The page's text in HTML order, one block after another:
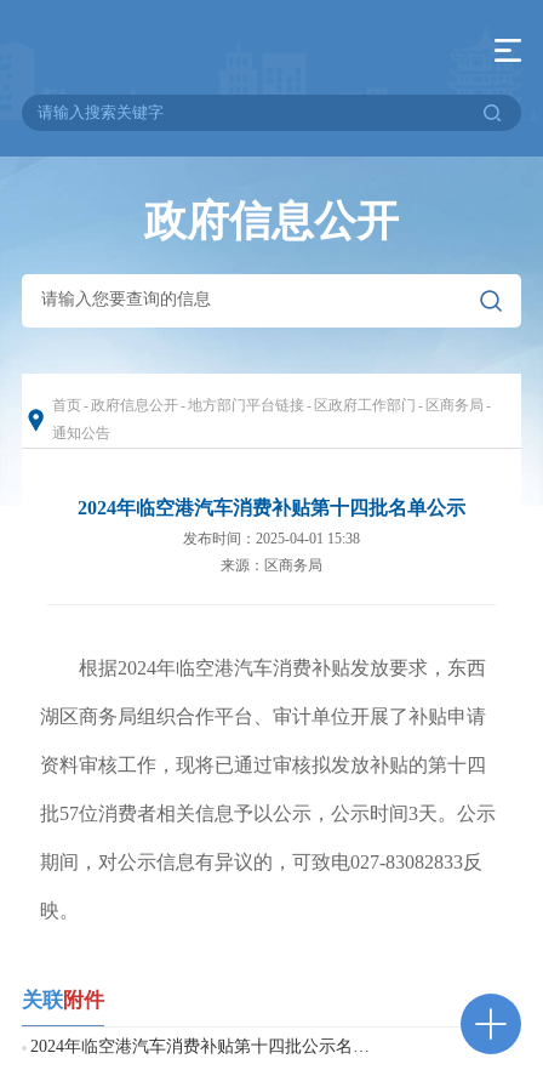
政府信息公开
首页-政府信息公开-地方部门平台链接- 区政府工作部门 - 区商务局 -
通知公告
2024年临空港汽车消费补贴第十四批名单公示
发布时间：2025-04-01 15:38
来源：区商务局
根据2024年临空港汽车消费补贴发放要求，东西
湖区商务局组织合作平台、审计单位开展了补贴申请
资料审核工作，现将已通过审核拟发放补贴的第十四
批57位消费者相关信息予以公示，公示时间3天。公示
期间，对公示信息有异议的，可致电027-83082833反
映。
关联附件
2024年临空港汽车消费补贴第十四批公示名单.xlsx